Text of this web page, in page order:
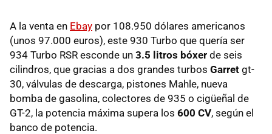
A la venta en Ebay por 108.950 dólares americanos
(unos 97.000 euros), este 930 Turbo que quería ser
934 Turbo RSR esconde un 3.5 litros bóxer de seis
cilindros, que gracias a dos grandes turbos Garret gt-
30, válvulas de descarga, pistones Mahle, nueva
bomba de gasolina, colectores de 935 o cigüeñal de
GT-2, la potencia máxima supera los 600 CV, según el
banco de potencia.